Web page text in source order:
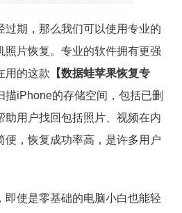
过期，那么我们可以使用专业的
照片恢复。专业的软件拥有更强
用的这款 【数据蛙苹果恢复专
描iPhone的存储空间，包括已删
助用户找回包括照片、视频在内
便，恢复成功率高，是许多用户
即使是零基础的电脑小白也能轻